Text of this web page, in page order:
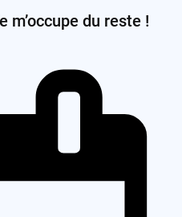
m’occupe du reste !